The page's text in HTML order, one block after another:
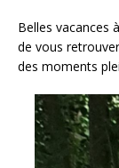
Belles vacances
de vous
des moments